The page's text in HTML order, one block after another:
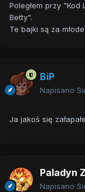
Poległem przy
Betty".
Te bajki są za
BiP
Napisano
Ja jakoś się
Paladyn
Napisano